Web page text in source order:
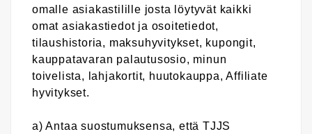
omalle asiakastilille josta löytyvät kaikki
omat asiakastiedot ja osoitetiedot,
tilaushistoria, maksuhyvitykset, kupongit,
kauppatavaran palautusosio, minun
toivelista, lahjakortit, huutokauppa, Affiliate
hyvitykset.
a) Antaa suostumuksensa, että TJJS